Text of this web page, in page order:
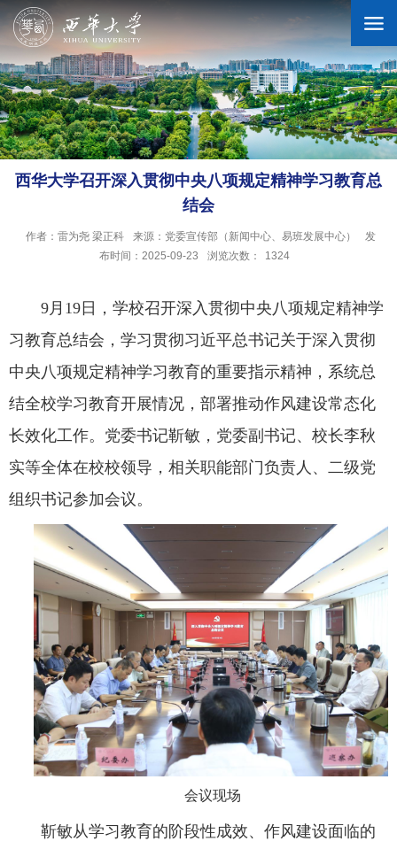
学校概况
机构设置
招生就业
公共服务
人才招聘
学生
教职工
校友
教务系统
西华大学召开深入贯彻中央八项规定精神学习教育总
结会
作者：雷为尧 梁正科 来源：党委宣传部（新闻中心、易班发展中心）
发
布时间：2025-09-23
浏览次数： 1324
9月19日，学校召开深入贯彻中央八项规定精神学
习教育总结会，学习贯彻习近平总书记关于深入贯彻
中央八项规定精神学习教育的重要指示精神，系统总
结全校学习教育开展情况，部署推动作风建设常态化
长效化工作。党委书记靳敏，党委副书记、校长李秋
实等全体在校校领导，相关职能部门负责人、二级党
组织书记参加会议。
会议现场
靳敏从学习教育的阶段性成效、作风建设面临的